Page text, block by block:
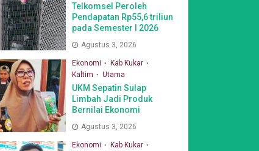
Telkomsel Peroleh
Pendapatan Rp55,6 triliun
pada Semester I 2026
Agustus 3, 2026
Ekonomi
Kab Kukar
Kaltim
Utama
UKM Sepatin Sulap
Limbah Jadi Produk
Bernilai Ekonomi
Agustus 3, 2026
Ekonomi
Kab Kukar